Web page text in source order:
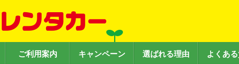
ご利用案内 キャンペーン 選ばれる理由 よくあ